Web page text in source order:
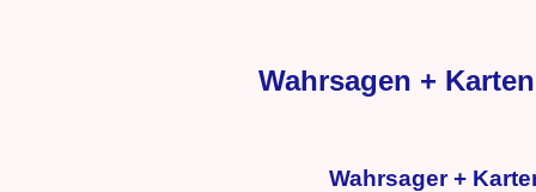
Wahrsagen +
Wahrsager +